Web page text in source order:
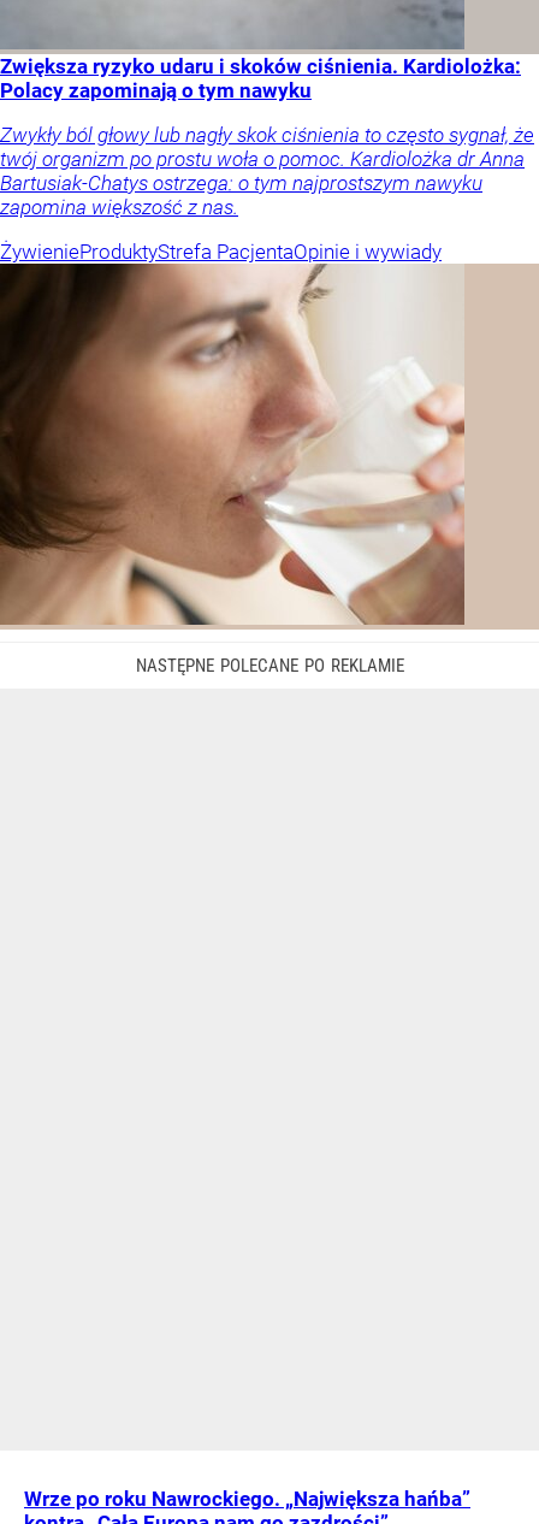
Zwiększa ryzyko udaru i skoków ciśnienia. Kardiolożka:
Polacy zapominają o tym nawyku
Zwykły ból głowy lub nagły skok ciśnienia to często sygnał, że
twój organizm po prostu woła o pomoc. Kardiolożka dr Anna
Bartusiak-Chatys ostrzega: o tym najprostszym nawyku
zapomina większość z nas.
ŻywienieProduktyStrefa PacjentaOpinie i wywiady
Wrze po roku Nawrockiego. „Największa hańba”